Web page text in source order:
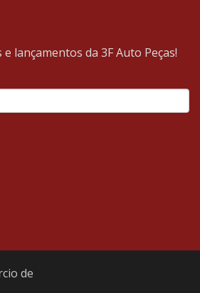
e lançamentos da 3F Auto Peças!
de